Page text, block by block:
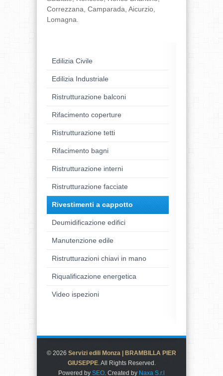
Correzzana, Camparada, Aicurzio,
Lomagna.
Edilizia Civile
Edilizia Industriale
Ristrutturazione balconi
Rifacimento coperture
Ristrutturazione tetti
Rifacimento bagni
Ristrutturazione interni
Ristrutturazione facciate
Rivestimenti a cappotto
Deumidificazione edifici
Manutenzione edile
Ristrutturazioni chiavi in mano
Riqualificazione energetica
Video ispezioni
© 2026 Servizi edili Monza | BRAMBILLA PIER
GIUSEPPE. All Rights Reserved.
Powered by SEO. Created by Naxa S.r.l